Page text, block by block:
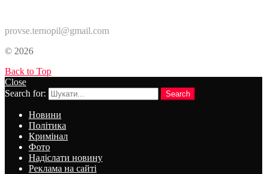
provse.ternopil@gmail.com
© 2026
Back to Top
Close
Search for:
Search
Новини
Політика
Кримінал
Фото
Надіслати новину
Реклама на сайті